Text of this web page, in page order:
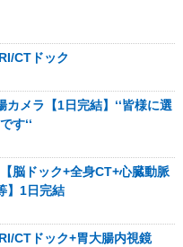
CTドック
メラ【1日完結】‘‘皆様に選
す‘‘
脳ドック+全身CT+心臓動脈
】1日完結
CTドック+胃大腸内視鏡